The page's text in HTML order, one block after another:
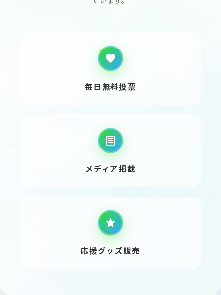
毎日無料投票
メディア掲載
応援グッズ販売